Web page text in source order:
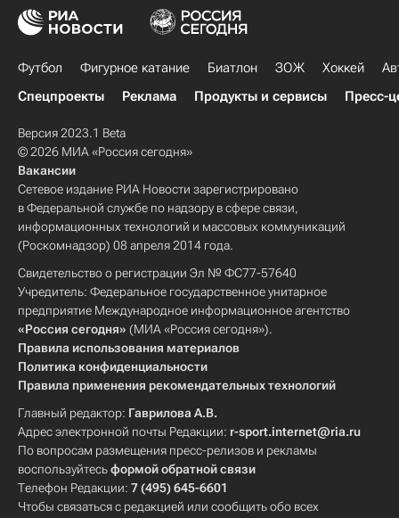
Футбол Фигурное катание Биатлон ЗОЖ Хоккей
Спецпроекты
Реклама Продукты и сервисы Пресс-
Версия 2023.1 Beta
© 2026 МИА «Россия сегодня»
Вакансии
Сетевое издание РИА Новости зарегистрировано
в Федеральной службе по надзору в сфере связи,
информационных технологий и массовых коммуникаций
(Роскомнадзор) 08 апреля 2014 года.
Свидетельство о регистрации Эл № ФС77-57640
Учредитель: Федеральное государственное унитарное
предприятие Международное информационное агентство
«Россия сегодня» (МИА «Россия сегодня»).
Правила использования материалов
Политика конфиденциальности
Правила применения рекомендательных технологий
Главный редактор: Гаврилова А.В.
Адрес электронной почты Редакции: r-sport.internet@ria.ru
По вопросам размещения пресс-релизов и рекламы
воспользуйтесьформой обратной связи
Телефон Редакции: 7 (495) 645-6601
Чтобы связаться с редакцией или сообщить обо всех